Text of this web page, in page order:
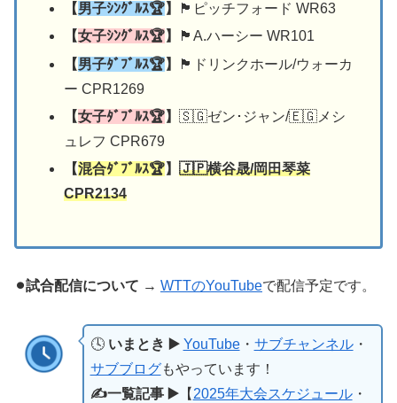
【男子ｼﾝｸﾞﾙｽ🏆】
🏴󠁧󠁢󠁥󠁮󠁧󠁿ピッチフォード WR63
【女子ｼﾝｸﾞﾙｽ🏆】
🏴󠁧󠁢󠁷󠁬󠁳󠁿A.ハーシー WR101
【男子ﾀﾞﾌﾞﾙｽ🏆】
🏴󠁧󠁢󠁥󠁮󠁧󠁿ドリンクホール/ウォーカ
ー CPR1269
【女子ﾀﾞﾌﾞﾙｽ🏆】🇸🇬ゼン･ジャン/🇪🇬メシ
ュレフ CPR679
【混合ﾀﾞﾌﾞﾙｽ🏆】🇯🇵横谷晟/岡田琴菜
CPR2134
⚫︎試合配信について → WTTのYouTubeで配信予定です。
🕓いまとき ▶️ YouTube・ サブチャンネル・
サブブログもやっています！
✍️一覧記事 ▶️【 2025年大会スケジュール・